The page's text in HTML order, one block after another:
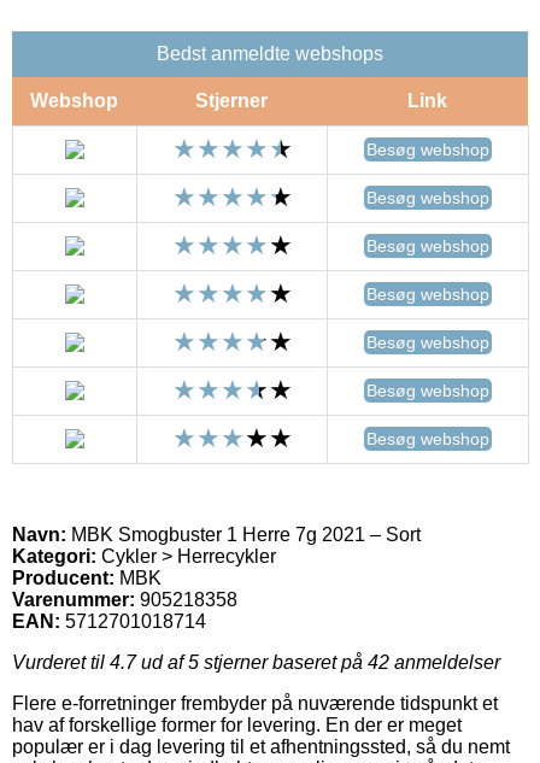
Bedst anmeldte webshops
Webshop Stjerner Link
Besøg webshop
Besøg webshop
Besøg webshop
Besøg webshop
Besøg webshop
Besøg webshop
Besøg webshop
Navn: MBK Smogbuster 1 Herre 7g 2021 – Sort
Kategori: Cykler > Herrecykler
Producent: MBK
Varenummer: 905218358
EAN: 5712701018714
Vurderet til 4.7ud af 5 stjerner baseret på 42 anmeldelser
Flere e-forretninger frembyder på nuværende tidspunkt et
hav af forskellige former for levering. En der er meget
populær er i dag levering til et afhentningssted, så du nemt